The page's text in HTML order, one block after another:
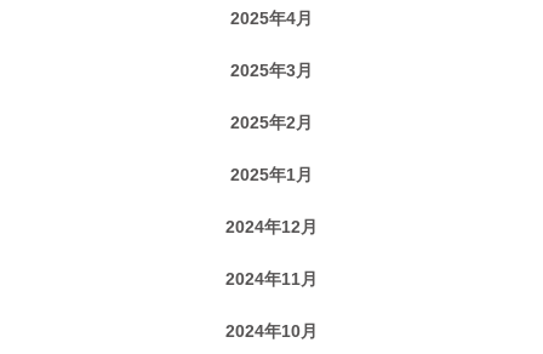
2025年4月
2025年3月
2025年2月
2025年1月
2024年12月
2024年11月
2024年10月